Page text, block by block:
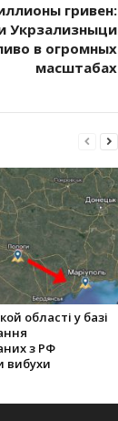
гривен:
Укрзализныци
в огромных
масштабах
області у базі
з РФ
вибухи